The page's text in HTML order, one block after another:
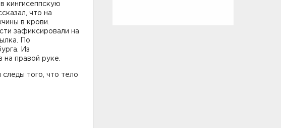
кингисеппскую
что на
в крови.
зафиксировали на
По
Из
на правой руке.
того, что тело